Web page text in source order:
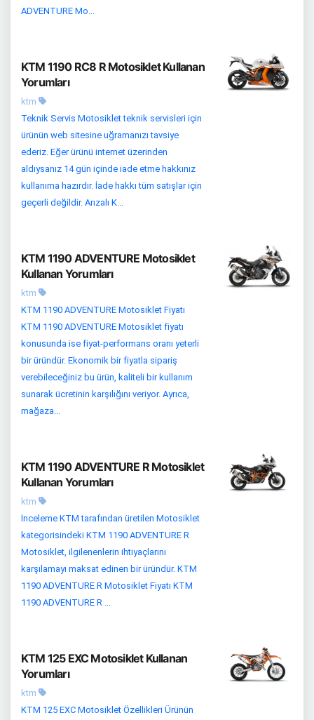
ADVENTURE Mo...
KTM 1190 RC8 R Motosiklet Kullanan
Yorumları
ktm
Teknik Servis Motosiklet teknik servisleri için
ürünün web sitesine uğramanızı tavsiye
ederiz. Eğer ürünü internet üzerinden
aldıysanız 14 gün içinde iade etme hakkınız
kullanıma hazırdır. İade hakkı tüm satışlar için
geçerli değildir. Arızalı K...
KTM 1190 ADVENTURE Motosiklet
Kullanan Yorumları
ktm
KTM 1190 ADVENTURE Motosiklet Fiyatı
KTM 1190 ADVENTURE Motosiklet fiyatı
konusunda ise fiyat-performans oranı yeterli
bir üründür. Ekonomik bir fiyatla sipariş
verebileceğiniz bu ürün, kaliteli bir kullanım
sunarak ücretinin karşılığını veriyor. Ayrıca,
mağaza...
KTM 1190 ADVENTURE R Motosiklet
Kullanan Yorumları
ktm
İnceleme KTM tarafından üretilen Motosiklet
kategorisindeki KTM 1190 ADVENTURE R
Motosiklet, ilgilenenlerin ihtiyaçlarını
karşılamayı maksat edinen bir üründür. KTM
1190 ADVENTURE R Motosiklet Fiyatı KTM
1190 ADVENTURE R ...
KTM 125 EXC Motosiklet Kullanan
Yorumları
ktm
KTM 125 EXC Motosiklet Özellikleri Ürünün